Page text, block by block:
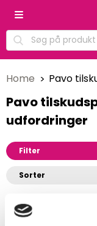
Home Pavo
Pavo
udfordringer
Filter
Sorter